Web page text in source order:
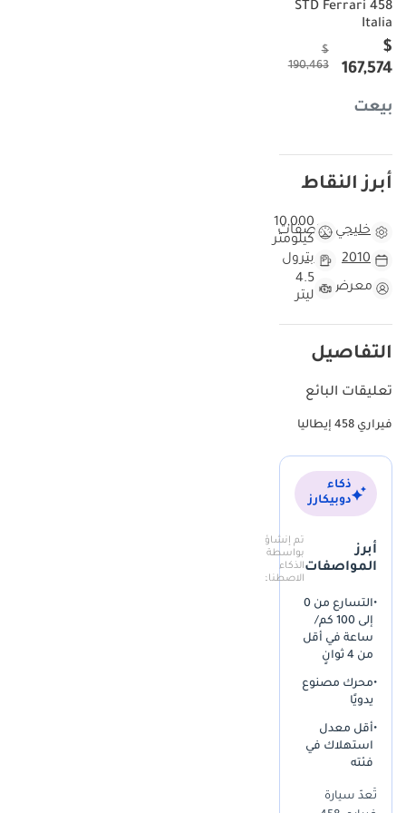
STD Ferrari 458
Italia
$
167,574
$
190,463
بيعت
أبرز النقاط
خليجي مواصفات
10,000
كيلومتر
2010
بترول
معرض
4.5
ليتر
التفاصيل
تعليقات البائع
فيراري 458 إيطاليا
ذكاء
دوبيكارز
أبرز
المواصفات
تم إنشاؤه
بواسطة
الذكاء
الاصطناعي
•
التسارع من 0
إلى 100 كم/
ساعة في أقل
من 4 ثوانٍ
•محرك مصنوع
يدويًا
•أقل معدل
استهلاك في
فئته
تُعدّ سيارة
فقد تحوّل هذا الطراز من سيارة خارقة عادية إلى سيارة كلاسيكية حديثة
مرغوبة للغاية، تحافظ على قيمتها بشكل استثنائي في الإمارات العربية
أن تكون أنظمة التبريد والإلكترونيات مصممة خصيصًا لتحمّل الحرارة
محرك عالي الأداء واللون الأحمر التقليدي الخيار الأمثل لكل من يتطلع إلى
تجربة أحد أعظم إنجازات الهندسة الإيطالية. تُمثّل هذه السيارة توازنًا مثاليًا
2010
كيلومتر سنويًا على الطرق السريعة الواسعة بين دبي وأبوظبي، لم تقطع
الأجزاء الداخلية للمحرك، ومكونات نظام التعليق، والمقصورة الداخلية
الجلدية قد تعرضت لضغط أقل بكثير وتعرض أقل للأشعة فوق
روسو كورسا الخارجي اللون الأكثر رواجًا في سوق إعادة بيع سيارات فيراري
في الشرق الأوسط، مما يضمن استمرار سيولته العالية في سوق
السيارات المستعملة. كما أن اختيار سيارة بمواصفات دول مجلس
التعاون الخليجي من هذا الطراز يضمن لك الحصول على سيارة خضعت
للصيانة في الأصل لدى الموزعين الإقليميين الرسميين، وهو ما يُعتبر عامل
ثقة رئيسي محليًا. باختصار، تُقدم هذه السيارة تجربة تُضاهي شراء سيارة
المقاس القياسي مقابل المقاسات الأقل
بمقصورة داخلية عالية المواصفات تتضمن عجلة قيادة مستوحاة من
ناقل الحركة ثنائي القابض الثوري الذي يوفر تغييرات شبه فورية في
التروس، وهو تحسين ملحوظ مقارنةً بناقلات الحركة القديمة المستخدمة
السائق، حيث تتميز بجلد إيطالي فاخر وتصميم يضع جميع أدوات التحكم
عالية الأداء، تُعتبر فئة إيطاليا القياسية الخيار الأمثل على طرق دول مجلس